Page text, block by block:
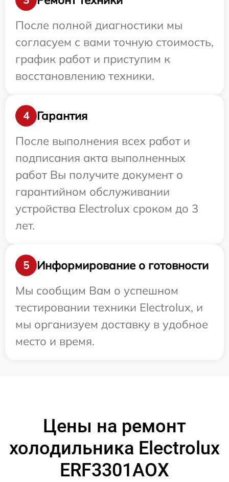
После полной диагностики мы
согласуем с вами точную стоимость,
график работ и приступим к
восстановлению техники.
4
Гарантия
После выполнения всех работ и
подписания акта выполненных
работ Вы получите документ о
гарантийном обслуживании
устройства Electrolux сроком до 3
лет.
5
Информирование о готовности
Мы сообщим Вам о успешном
тестировании техники Electrolux, и
мы организуем доставку в удобное
место и время.
Цены на ремонт
холодильника Electrolux
ERF3301AOX